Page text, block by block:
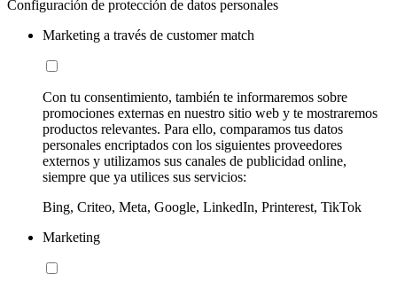
Configuración de protección de datos personales
Marketing a través de customer match
Con tu consentimiento, también te informaremos sobre
promociones externas en nuestro sitio web y te mostraremos
productos relevantes. Para ello, comparamos tus datos
personales encriptados con los siguientes proveedores
externos y utilizamos sus canales de publicidad online,
siempre que ya utilices sus servicios:
Bing, Criteo, Meta, Google, LinkedIn, Printerest, TikTok
Marketing